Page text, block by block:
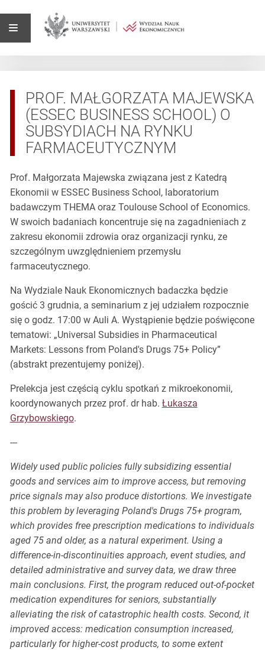
PROF. MAŁGORZATA MAJEWSKA
(ESSEC BUSINESS SCHOOL) O
SUBSYDIACH NA RYNKU
FARMACEUTYCZNYM
Prof. Małgorzata Majewska związana jest z Katedrą
Ekonomii w ESSEC Business School, laboratorium
badawczym THEMA oraz Toulouse School of Economics.
W swoich badaniach koncentruje się na zagadnieniach z
zakresu ekonomii zdrowia oraz organizacji rynku, ze
szczególnym uwzględnieniem przemysłu
farmaceutycznego.
Na Wydziale Nauk Ekonomicznych badaczka będzie
gościć 3 grudnia, a seminarium z jej udziałem rozpocznie
się o godz. 17:00 w Auli A. Wystąpienie będzie poświęcone
tematowi: „Universal Subsidies in Pharmaceutical
Markets: Lessons from Poland's Drugs 75+ Policy”
(abstrakt prezentujemy poniżej).
Prelekcja jest częścią cyklu spotkań z mikroekonomii,
koordynowanych przez prof. dr hab. Łukasza
Grzybowskiego.
---
Widely used public policies fully subsidizing essential
goods and services aim to improve access, but removing
price signals may also produce distortions. We investigate
this problem by leveraging Poland's Drugs 75+ program,
which provides free prescription medications to individuals
aged 75 and older, as a natural experiment. Using a
difference-in-discontinuities approach, event studies, and
detailed administrative and survey data, we draw three
main conclusions. First, the program reduced out-of-pocket
medication expenditures for seniors, substantially
alleviating the risk of catastrophic health costs. Second, it
improved access: medication consumption increased,
particularly for higher-cost products, to some extent